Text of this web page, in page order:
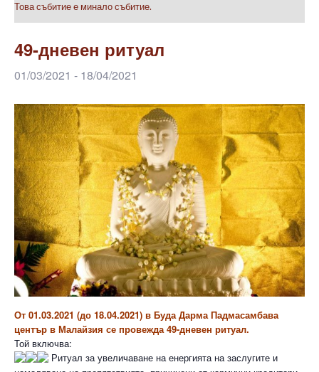
Това събитие е минало събитие.
49-дневен ритуал
01/03/2021 - 18/04/2021
От 01.03.2021 (до 18.04.2021) в Буда Дарма Падмасамбава
център в Малайзия се провежда 49-дневен ритуал.
Той включва:
Ритуал за увеличаване на енергията на заслугите и